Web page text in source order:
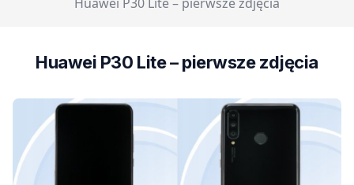
Huawei P30 Lite – pierwsze zdjęcia